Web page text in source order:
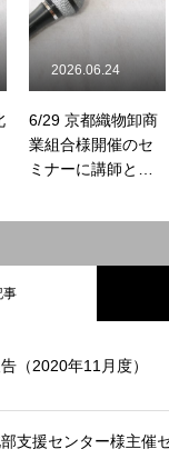
6/29 京都織物卸商
業組合様開催のセ
ミナーに講師とし
だきます
2026.06.24
事
（2020年11月度）
支援センター様主催